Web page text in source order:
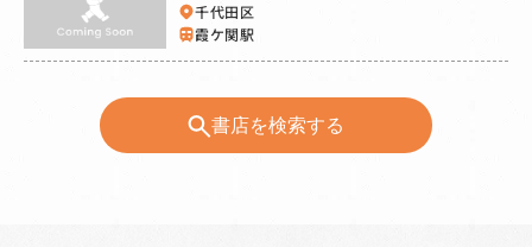
千代田区
霞ケ関駅
書店を検索する